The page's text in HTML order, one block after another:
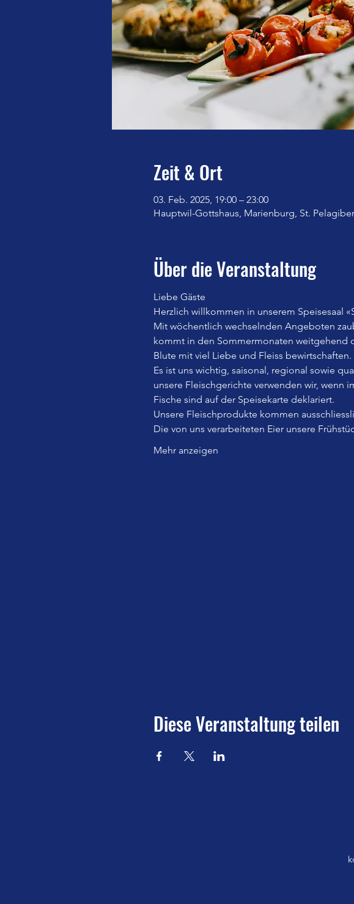
Zeit & Ort
03. Feb. 2025, 19:00 – 23:00
Hauptwil-Gottshaus, Marienburg, St.
Über die Veranstaltung
Liebe Gäste
Herzlich willkommen in unserem Speisesaal
Mit wöchentlich wechselnden Angeboten
kommt in den Sommermonaten weitgehend
Blute mit viel Liebe und Fleiss bewirtschaften.
Es ist uns wichtig, saisonal, regional sowie
unsere Fleischgerichte verwenden wir, wenn
Fische sind auf der Speisekarte deklariert.
Unsere Fleischprodukte kommen
Die von uns verarbeiteten Eier unsere
Mehr anzeigen
Diese Veranstaltung teilen